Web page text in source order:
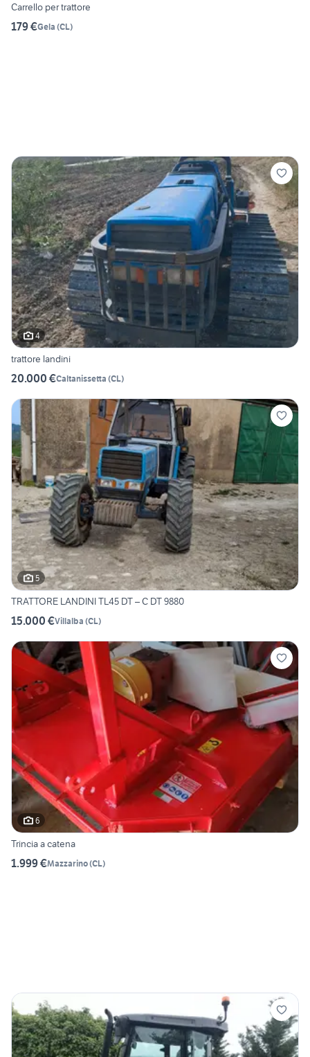
Carrello per trattore
179 €Gela (CL)
4
trattore landini
20.000 €Caltanissetta (CL)
5
TRATTORE LANDINI TL45 DT – C DT 9880
15.000 €Villalba (CL)
6
Trincia a catena
1.999 €Mazzarino(CL)